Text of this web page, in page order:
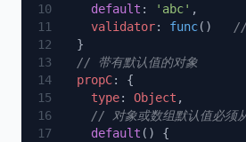
    default
: 'abc'
    validator
: func()
  propC
    type
: Object
    default